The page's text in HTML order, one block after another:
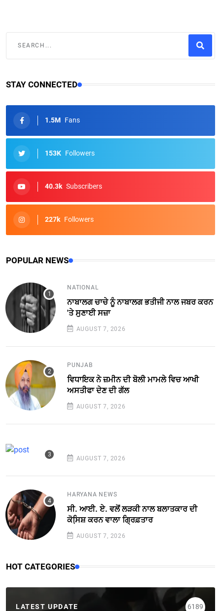
STAY CONNECTED
1.5M Fans
153K Followers
40.3k Subscribers
227k Followers
POPULAR NEWS
NATIONAL
ਨਾਬਾਲਗ ਚਾਚੇ ਨੂੰ ਨਾਬਾਲਗ ਭਤੀਜੀ ਨਾਲ ਜਬਰ ਕਰਨ
'ਤੇ ਸੁਣਾਈ ਸਜ਼ਾ
AUGUST 7, 2026
PUNJAB
ਵਿਧਾਇਕ ਨੇ ਜ਼ਮੀਨ ਦੀ ਬੋਲੀ ਮਾਮਲੇ ਵਿਚ ਆਖੀ
ਅਸਤੀਫਾ ਦੇਣ ਦੀ ਗੱਲ
AUGUST 7, 2026
AUGUST 7, 2026
HARYANA NEWS
ਸੀ. ਆਈ. ਏ. ਵਲੋਂ ਲੜਕੀ ਨਾਲ ਬਲਾਤਕਾਰ ਦੀ
ਕੋਸਿ਼ਸ਼ ਕਰਨ ਵਾਲਾ ਗ੍ਰਿਫ਼ਤਾਰ
AUGUST 7, 2026
HOT CATEGORIES
LATEST UPDATE 6189